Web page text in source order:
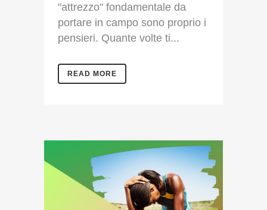
"attrezzo" fondamentale da
portare in campo sono proprio i
pensieri. Quante volte ti...
READ MORE